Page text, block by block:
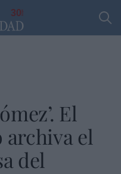
30
El
archiva el
del